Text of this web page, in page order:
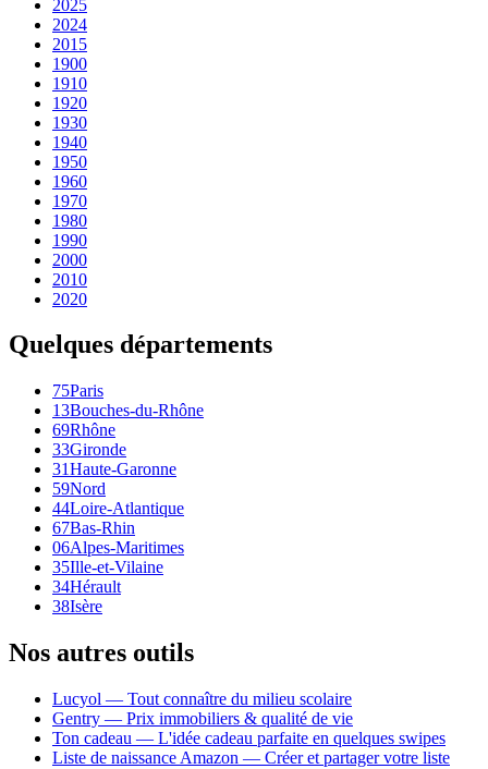
2025
2024
2015
1900
1910
1920
1930
1940
1950
1960
1970
1980
1990
2000
2010
2020
Quelques départements
75Paris
13Bouches-du-Rhône
69Rhône
33Gironde
31Haute-Garonne
59Nord
44Loire-Atlantique
67Bas-Rhin
06Alpes-Maritimes
35Ille-et-Vilaine
34Hérault
38Isère
Nos autres outils
Lucyol — Tout connaître du milieu scolaire
Gentry — Prix immobiliers & qualité de vie
Ton cadeau — L'idée cadeau parfaite en quelques swipes
Liste de naissance Amazon — Créer et partager votre liste